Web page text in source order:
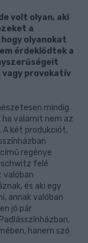
volt olyan, aki
a
olyanokat
érdeklődtek a
provokatív
mindig
ha valamit nem az
A két produkciót,
regénye
felé
és aki egy
annak valóban
jó pár
hanem szó